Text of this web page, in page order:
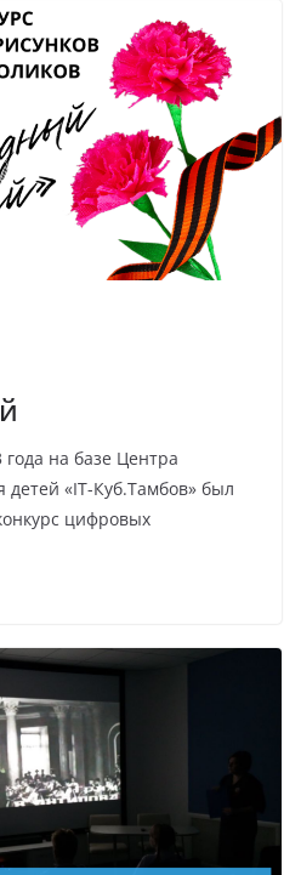
на базе Центра
детей «IT-Куб.Тамбов» был
цифровых